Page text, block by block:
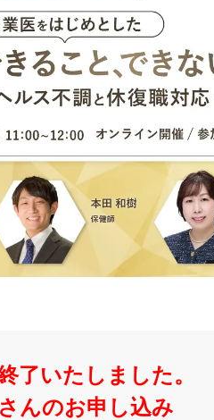
了いたしました。
んのお申し込み